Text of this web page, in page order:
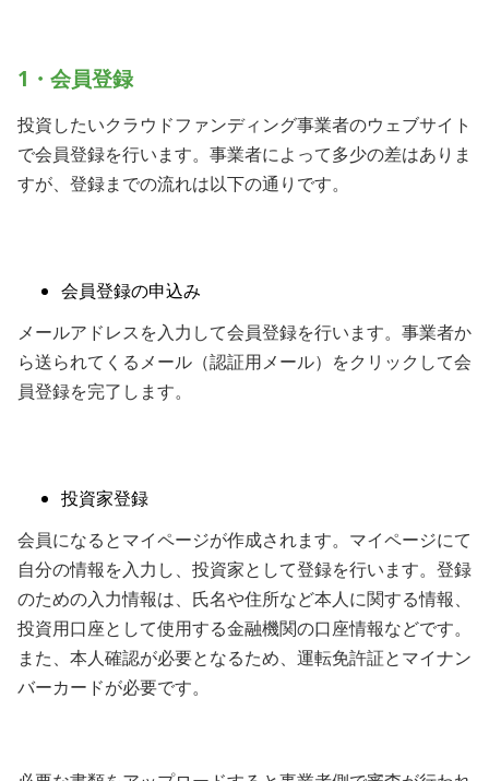
1・会員登録
投資したいクラウドファンディング事業者のウェブサイト
で会員登録を行います。事業者によって多少の差はありま
すが、登録までの流れは以下の通りです。
会員登録の申込み
メールアドレスを入力して会員登録を行います。事業者か
ら送られてくるメール（認証用メール）をクリックして会
員登録を完了します。
投資家登録
会員になるとマイページが作成されます。マイページにて
自分の情報を入力し、投資家として登録を行います。登録
のための入力情報は、氏名や住所など本人に関する情報、
投資用口座として使用する金融機関の口座情報などです。
また、本人確認が必要となるため、運転免許証とマイナン
バーカードが必要です。